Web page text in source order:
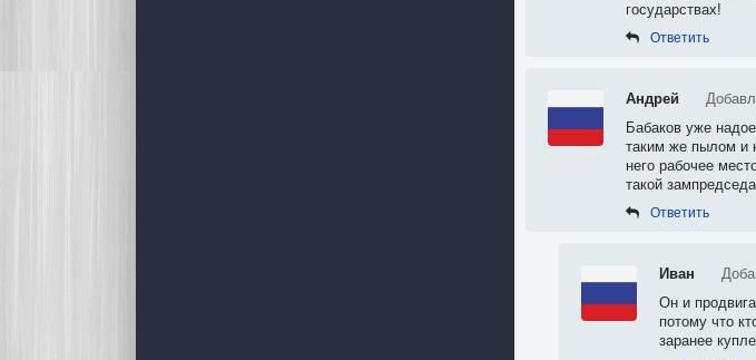
государствах!
Ответить
Андрей
Бабаков уже
таким же пылом и
него рабочее
такой
Ответить
Иван
Он и
потому что
заранее